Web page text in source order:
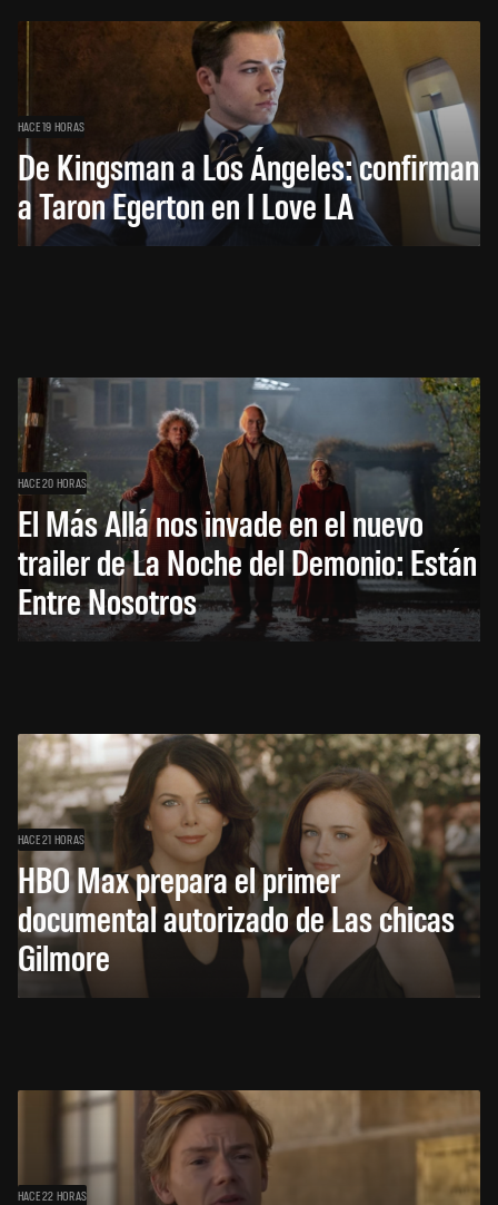
HACE 19 HORAS
De Kingsman a Los Ángeles: confirman
a Taron Egerton en I Love LA
HACE 20 HORAS
El Más Allá nos invade en el nuevo
trailer de La Noche del Demonio: Están
Entre Nosotros
HACE 21 HORAS
HBO Max prepara el primer
documental autorizado de Las chicas
Gilmore
HACE 22 HORAS